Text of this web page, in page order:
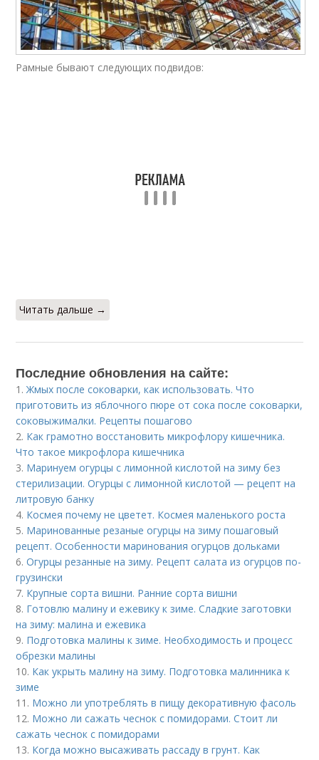
Рамные бывают следующих подвидов:
Читать дальше →
Последние обновления на сайте:
1.Жмых после соковарки, как использовать. Что
приготовить из яблочного пюре от сока после соковарки,
соковыжималки. Рецепты пошагово
2. Как грамотно восстановить микрофлору кишечника.
Что такое микрофлора кишечника
3. Маринуем огурцы с лимонной кислотой на зиму без
стерилизации. Огурцы с лимонной кислотой — рецепт на
литровую банку
4. Космея почему не цветет. Космея маленького роста
5. Маринованные резаные огурцы на зиму пошаговый
рецепт. Особенности маринования огурцов дольками
6.Огурцы резанные на зиму. Рецепт салата из огурцов по-
грузински
7. Крупные сорта вишни. Ранние сорта вишни
8. Готовлю малину и ежевику к зиме. Сладкие заготовки
на зиму: малина и ежевика
9. Подготовка малины к зиме. Необходимость и процесс
обрезки малины
10. Как укрыть малину на зиму. Подготовка малинника к
зиме
11. Можно ли употреблять в пищу декоративную фасоль
12. Можно ли сажать чеснок с помидорами. Стоит ли
сажать чеснок с помидорами
13. Когда можно высаживать рассаду в грунт. Как